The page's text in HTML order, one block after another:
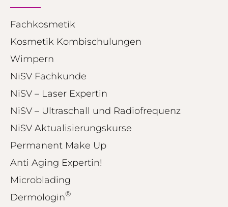
374
anderen Quellen
Blick aufs ProvenExpert-Profil werfen
Fachkosmetik
Kosmetik Kombischulungen
Wimpern
NiSV Fachkunde
NiSV – Laser Expertin
NiSV – Ultraschall und Radiofrequenz
NiSV Aktualisierungskurse
Permanent Make Up
Anti Aging Expertin!
Microblading
Dermologin®